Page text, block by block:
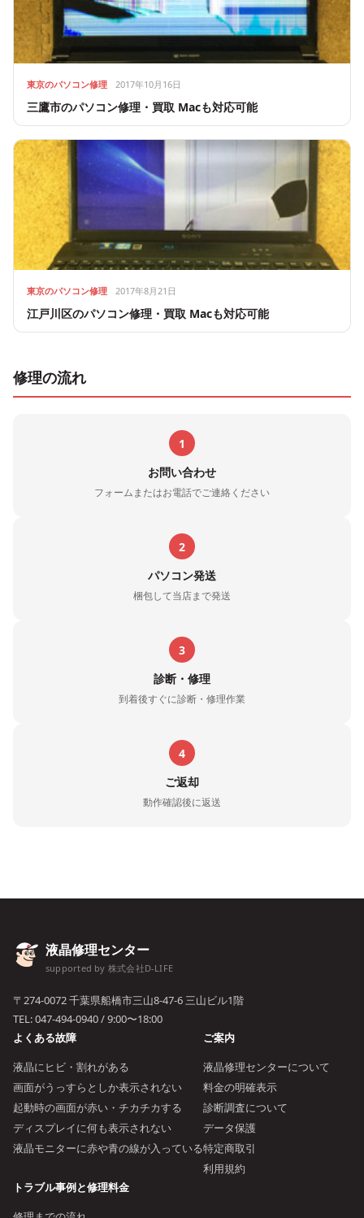
東京のパソコン修理 2017年10月16日
三鷹市のパソコン修理・買取 Macも対応可能
東京のパソコン修理 2017年8月21日
江戸川区のパソコン修理・買取 Macも対応可能
修理の流れ
1
お問い合わせ
フォームまたはお電話でご連絡ください
2
パソコン発送
梱包して当店まで発送
3
診断・修理
到着後すぐに診断・修理作業
4
ご返却
動作確認後に返送
液晶修理センター
supported by 株式会社D-LIFE
〒274-0072 千葉県船橋市三山8-47-6 三山ビル1階
TEL:047-494-0940/ 9:00〜18:00
よくある故障
液晶にヒビ・割れがある
画面がうっすらとしか表示されない
起動時の画面が赤い・チカチカする
ディスプレイに何も表示されない
液晶モニターに赤や青の線が入っている
ご案内
液晶修理センターについて
料金の明確表示
診断調査について
データ保護
特定商取引
利用規約
トラブル事例と修理料金